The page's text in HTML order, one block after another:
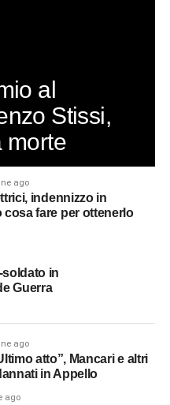
al
Stissi,
morte
ago
indennizzo in
cosa fare per ottenerlo
soldato in
Guerra
ago
atto”, Mancari e altri
in Appello
ago